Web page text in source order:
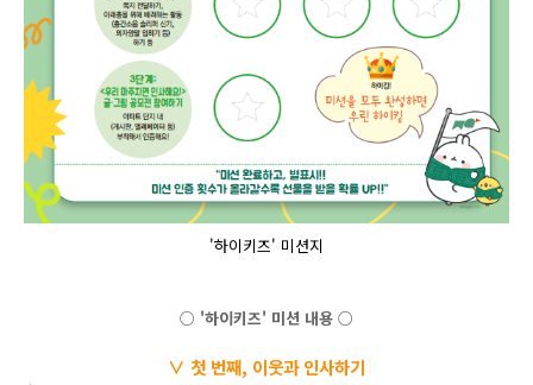
'하이키즈' 미션지
○ '하이키즈' 미션 내용 ○
∨ 첫 번째, 이웃과 인사하기